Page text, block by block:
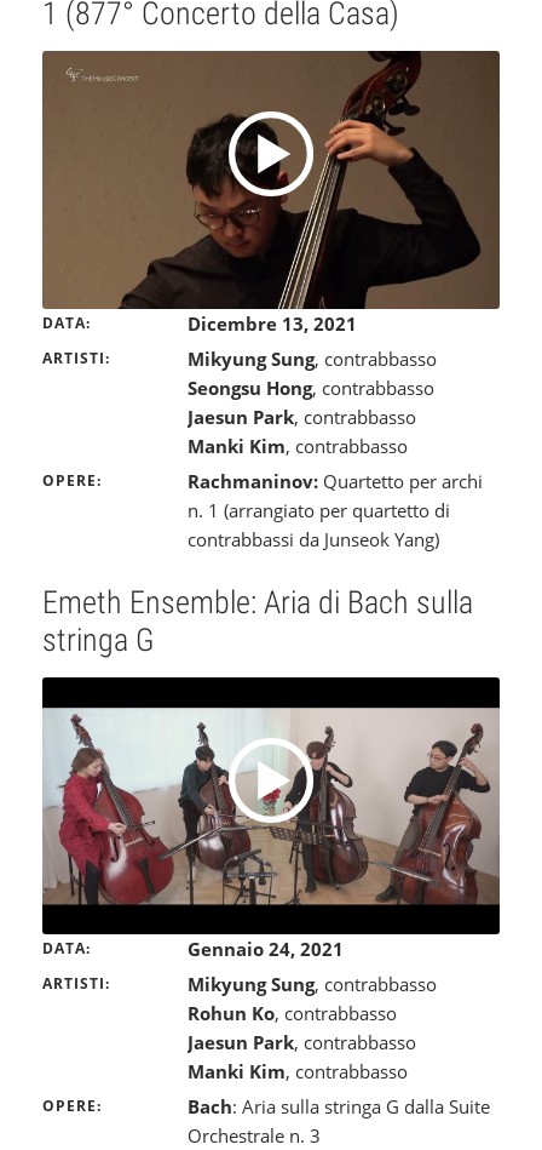
1 (877° Concerto della Casa)
DATA Dicembre 13, 2021
ARTISTI Mikyung Sung, contrabbasso
Seongsu Hong, contrabbasso
Jaesun Park, contrabbasso
Manki Kim, contrabbasso
OPERE Rachmaninov: Quartetto per archi
n. 1 (arrangiato per quartetto di
contrabbassi da Junseok Yang)
Emeth Ensemble: Aria di Bach sulla
stringa G
DATA Gennaio 24, 2021
ARTISTI Mikyung Sung, contrabbasso
Rohun Ko, contrabbasso
Jaesun Park, contrabbasso
Manki Kim, contrabbasso
OPERE Bach: Aria sulla stringa G dalla Suite
Orchestrale n. 3